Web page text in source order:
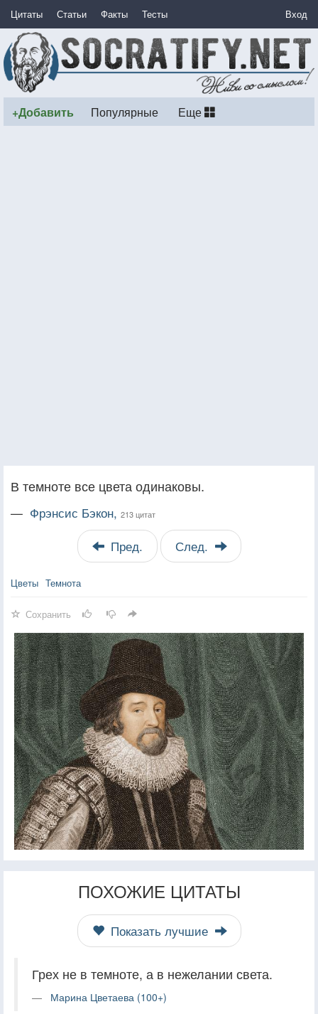
Цитаты Статьи Факты Тесты Вход
+Добавить Популярные Еще
В темноте все цвета одинаковы.
— Фрэнсис Бэкон, 213 цитат
Пред. След.
Цветы Темнота
Сохранить
ПОХОЖИЕ ЦИТАТЫ
Показать лучшие
Грех не в темноте, а в нежелании света.
Марина Цветаева (100+)